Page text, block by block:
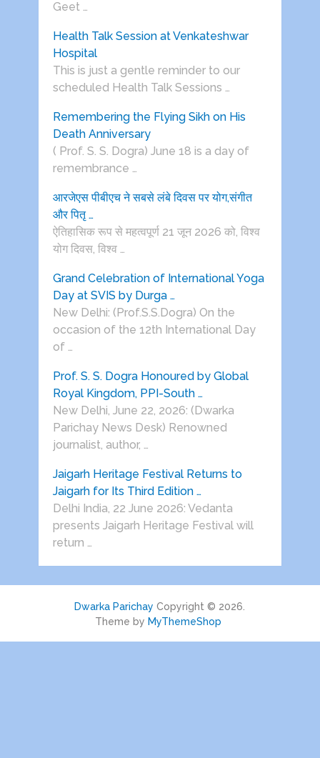
Geet …
Health Talk Session at Venkateshwar
Hospital
This is just a gentle reminder to our
scheduled Health Talk Sessions …
Remembering the Flying Sikh on His
Death Anniversary
( Prof. S. S. Dogra) June 18 is a day of
remembrance …
आरजेएस पीबीएच ने सबसे लंबे दिवस पर योग,संगीत
और पितृ …
ऐतिहासिक रूप से महत्वपूर्ण 21 जून 2026 को, विश्व
योग दिवस, विश्व …
Grand Celebration of International Yoga
Day at SVIS by Durga …
New Delhi: (Prof.S.S.Dogra) On the
occasion of the 12th International Day
of …
Prof. S. S. Dogra Honoured by Global
Royal Kingdom, PPI-South …
New Delhi, June 22, 2026: (Dwarka
Parichay News Desk) Renowned
journalist, author, …
Jaigarh Heritage Festival Returns to
Jaigarh for Its Third Edition …
Delhi India, 22 June 2026: Vedanta
presents Jaigarh Heritage Festival will
return …
Dwarka Parichay Copyright © 2026.
Theme by MyThemeShop